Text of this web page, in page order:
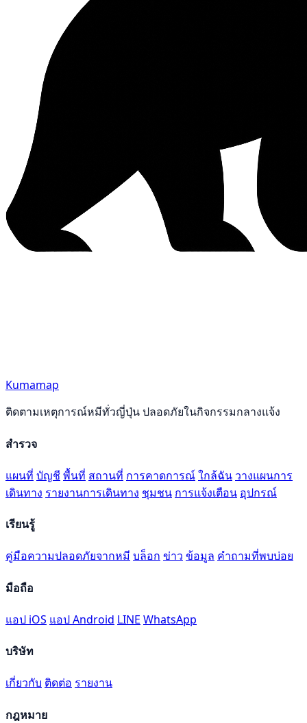
Kumamap
ติดตามเหตุการณ์หมีทั่วญี่ปุ่น ปลอดภัยในกิจกรรมกลางแจ้ง
สำรวจ
แผนที่ บัญชี พื้นที่ สถานที่ การคาดการณ์ใกล้ฉัน วางแผนการ
เดินทาง รายงานการเดินทาง ชุมชน การแจ้งเตือน อุปกรณ์
เรียนรู้
คู่มือความปลอดภัยจากหมี บล็อก ข่าว ข้อมูล คำถามที่พบบ่อย
มือถือ
แอป iOS แอป Android LINE WhatsApp
บริษัท
เกี่ยวกับ ติดต่อ รายงาน
กฎหมาย